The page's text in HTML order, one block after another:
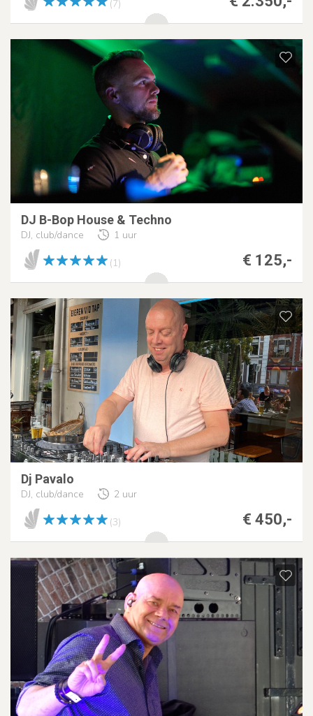
(7)
DJ B-Bop House & Techno
DJ, club/dance 1 uur
€ 125,-
(1)
Dj Pavalo
DJ, club/dance 2 uur
€ 450,-
(3)